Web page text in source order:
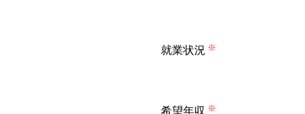
就業状況 ※
希望年収 ※